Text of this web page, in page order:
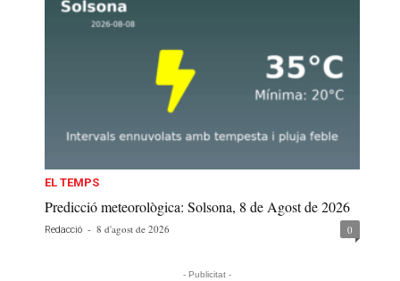
EL TEMPS
Predicció meteorològica: Solsona, 8 de Agost de 2026
Redacció - 8 d'agost de 2026 0
- Publicitat -